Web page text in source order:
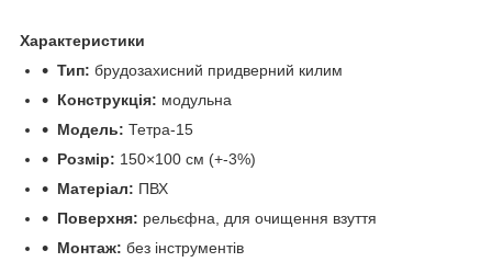
Характеристики
Тип: брудозахисний придверний килим
Конструкція: модульна
Модель: Тетра-15
Розмір: 150×100 см (+-3%)
Матеріал: ПВХ
Поверхня: рельєфна, для очищення взуття
Монтаж: без інструментів